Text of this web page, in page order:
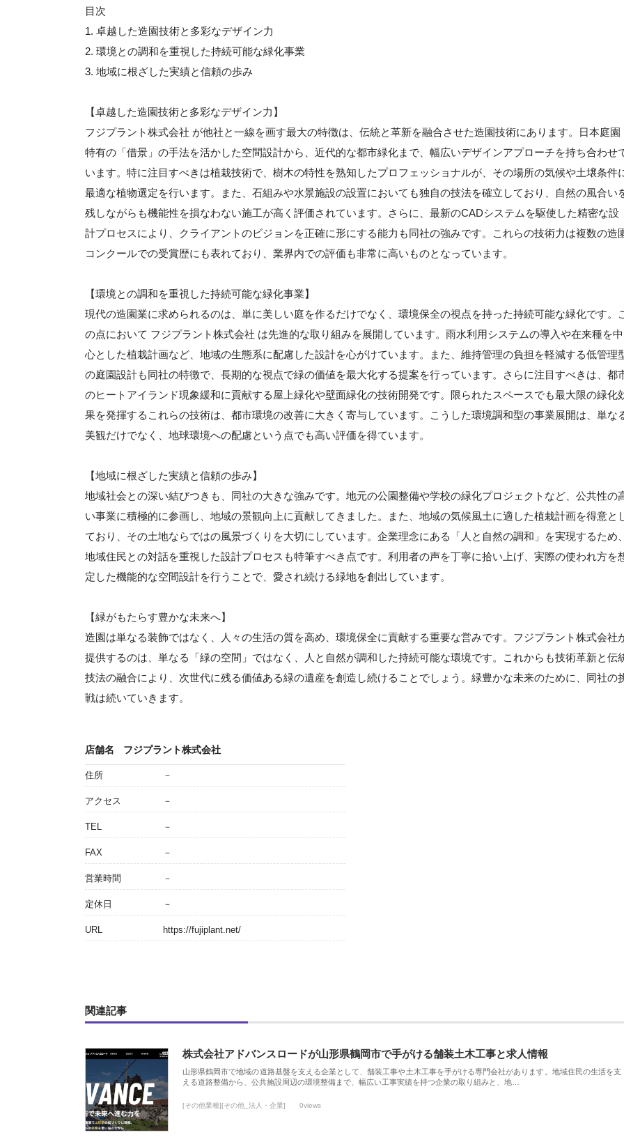
目次
1. 卓越した造園技術と多彩なデザイン力
2. 環境との調和を重視した持続可能な緑化事業
3. 地域に根ざした実績と信頼の歩み
【卓越した造園技術と多彩なデザイン力】
フジプラント株式会社 が他社と一線を画す最大の特徴は、伝統と革新を融合させた造園技術にあります。日本庭園
特有の「借景」の手法を活かした空間設計から、近代的な都市緑化まで、幅広いデザインアプローチを持ち合わせ
います。特に注目すべきは植栽技術で、樹木の特性を熟知したプロフェッショナルが、その場所の気候や土壌条件
最適な植物選定を行います。また、石組みや水景施設の設置においても独自の技法を確立しており、自然の風合い
残しながらも機能性を損なわない施工が高く評価されています。さらに、最新のCADシステムを駆使した精密な設
計プロセスにより、クライアントのビジョンを正確に形にする能力も同社の強みです。これらの技術力は複数の造
コンクールでの受賞歴にも表れており、業界内での評価も非常に高いものとなっています。
【環境との調和を重視した持続可能な緑化事業】
現代の造園業に求められるのは、単に美しい庭を作るだけでなく、環境保全の視点を持った持続可能な緑化です。
の点において フジプラント株式会社 は先進的な取り組みを展開しています。雨水利用システムの導入や在来種を中
心とした植栽計画など、地域の生態系に配慮した設計を心がけています。また、維持管理の負担を軽減する低管理
の庭園設計も同社の特徴で、長期的な視点で緑の価値を最大化する提案を行っています。さらに注目すべきは、都
のヒートアイランド現象緩和に貢献する屋上緑化や壁面緑化の技術開発です。限られたスペースでも最大限の緑化
果を発揮するこれらの技術は、都市環境の改善に大きく寄与しています。こうした環境調和型の事業展開は、単な
美観だけでなく、地球環境への配慮という点でも高い評価を得ています。
【地域に根ざした実績と信頼の歩み】
地域社会との深い結びつきも、同社の大きな強みです。地元の公園整備や学校の緑化プロジェクトなど、公共性の
い事業に積極的に参画し、地域の景観向上に貢献してきました。また、地域の気候風土に適した植栽計画を得意と
ており、その土地ならではの風景づくりを大切にしています。企業理念にある「人と自然の調和」を実現するため、
地域住民との対話を重視した設計プロセスも特筆すべき点です。利用者の声を丁寧に拾い上げ、実際の使われ方を
定した機能的な空間設計を行うことで、愛され続ける緑地を創出しています。
【緑がもたらす豊かな未来へ】
造園は単なる装飾ではなく、人々の生活の質を高め、環境保全に貢献する重要な営みです。フジプラント株式会社
提供するのは、単なる「緑の空間」ではなく、人と自然が調和した持続可能な環境です。これからも技術革新と伝
技法の融合により、次世代に残る価値ある緑の遺産を創造し続けることでしょう。緑豊かな未来のために、同社の
戦は続いていきます。
店舗名 フジプラント株式会社
住所 －
アクセス －
TEL －
FAX －
営業時間 －
定休日 －
URL https://fujiplant.net/
関連記事
株式会社アドバンスロードが山形県鶴岡市で手がける舗装土木工事と求人情報
山形県鶴岡市で地域の道路基盤を支える企業として、舗装工事や土木工事を手がける専門会社があります。地域住民の生活を支
える道路整備から、公共施設周辺の環境整備まで、幅広い工事実績を持つ企業の取り組みと、地…
[その他業種][その他_法人・企業] 0views